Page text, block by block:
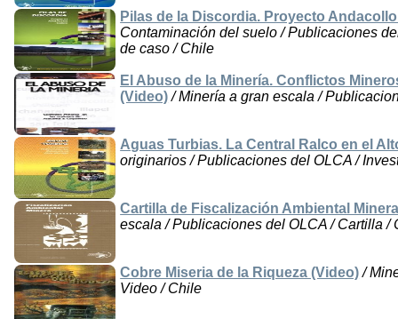
Pilas de la Discordia. Proyecto
Contaminación del suelo / Publicaciones
de caso / Chile
El Abuso de la Minería. Conflictos
(Video)/ Minería a gran escala /
Aguas Turbias. La Central Ralco en el
originarios / Publicaciones del OLCA /
Cartilla de Fiscalización Ambiental
escala / Publicaciones del OLCA / Cartilla /
Cobre Miseria de la Riqueza (Video)/
Video / Chile